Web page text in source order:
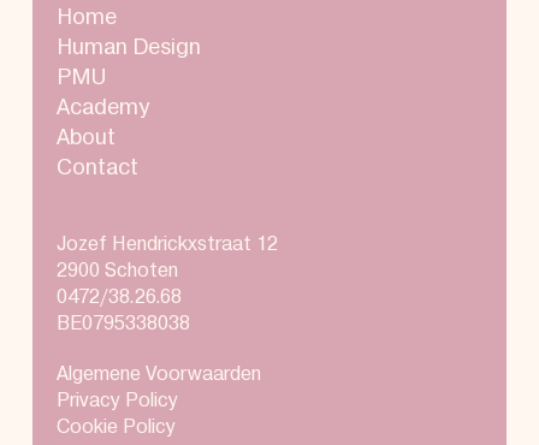
Home
Human Design
PMU
Academy
About
Contact
Jozef Hendrickxstraat 12
2900 Schoten
0472/38.26.68
BE0795338038
Algemene Voorwaarden
Privacy Policy
Cookie Policy